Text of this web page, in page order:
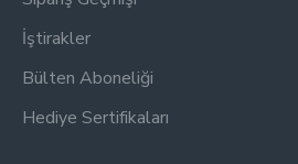
İştirakler
Bülten Aboneliği
Hediye Sertifikaları